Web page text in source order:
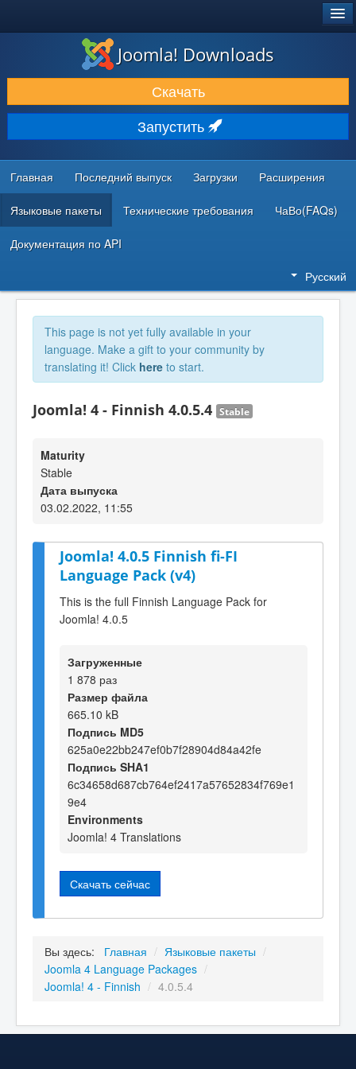
ЗАГРУЗКИ И РАСШИРЕНИЯ
ДОКУМЕНТАЦИЯ И ОБУЧЕНИЕ
СООБЩЕСТВО И ПОДДЕРЖКА
РЕСУРСЫ ДЛЯ РАЗРАБОТЧИКОВ
Joomla! Downloads
Скачать
Запустить
Главная Последний выпуск Загрузки Расширения
Языковые пакеты Технические требования ЧаВо(FAQs)
Документация по API
Русский
This page is not yet fully available in your
language. Make a gift to your community by
translating it! Click here to start.
Joomla! 4 - Finnish 4.0.5.4 Stable
Maturity
Stable
Дата выпуска
03.02.2022, 11:55
Joomla! 4.0.5 Finnish fi-FI
Language Pack (v4)
This is the full Finnish Language Pack for
Joomla! 4.0.5
Загруженные
1 878 раз
Размер файла
665.10 kB
Подпись MD5
625a0e22bb247ef0b7f28904d84a42fe
Подпись SHA1
6c34658d687cb764ef2417a57652834f769e1
9e4
Environments
Joomla! 4 Translations
Скачать сейчас
Вы здесь: Главная / Языковые пакеты /
Joomla 4 Language Packages /
Joomla! 4 - Finnish / 4.0.5.4